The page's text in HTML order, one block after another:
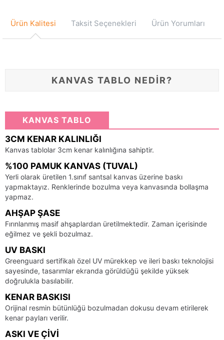
Ürün Kalitesi Taksit Seçenekleri Ürün Yorumları
KANVAS TABLO NEDİR?
KANVAS TABLO
3CM KENAR KALINLIĞI
Kanvas tablolar 3cm kenar kalınlığına sahiptir.
%100 PAMUK KANVAS (TUVAL)
Yerli olarak üretilen 1.sınıf santsal kanvas üzerine baskı
yapmaktayız. Renklerinde bozulma veya kanvasında bollaşma
yapmaz.
AHŞAP ŞASE
Fırınlanmış masif ahşaplardan üretilmektedir. Zaman içerisinde
eğilmez ve şekli bozulmaz.
UV BASKI
Greenguard sertifikalı özel UV mürekkep ve ileri baskı teknolojisi
sayesinde, tasarımlar ekranda görüldüğü şekilde yüksek
doğrulukla basılabilir.
KENAR BASKISI
Orijinal resmin bütünlüğü bozulmadan dokusu devam etirilerek
kenar payları verilir.
ASKI VE ÇIVI